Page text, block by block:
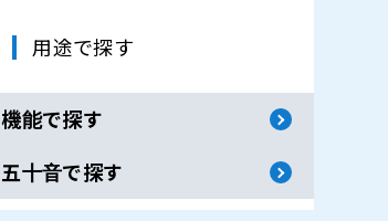
用途で探す
機能で探す
五十音で探す